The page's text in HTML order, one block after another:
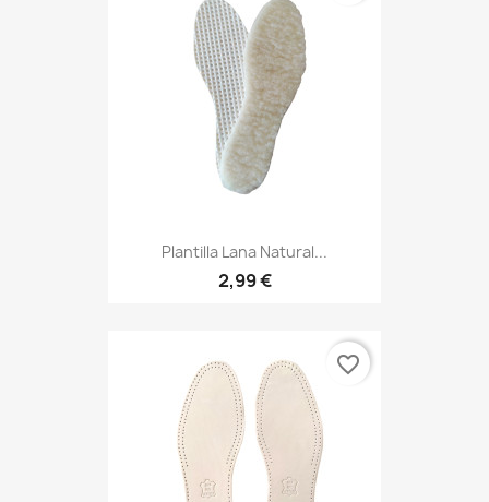
Plantilla Lana Natural...
2,99 €
favorite_border